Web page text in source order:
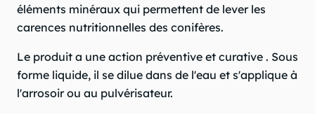
(4 avis)
éléments minéraux qui permettent de lever les
carences nutritionnelles des conifères.
Le produit a une action préventive et curative . Sous
forme liquide, il se dilue dans de l'eau et s'applique à
l'arrosoir ou au pulvérisateur.